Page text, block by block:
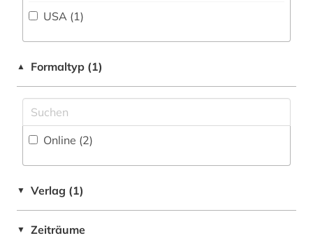
Politologie (0)
Romanistik (0)
unterhaltung (4)
usa (1)
viktorianisches zeitalter &lt;1779-1930&gt;
(1)
USA (1)
▲ Formaltyp (1)
Online (2)
▼ Verlag (1)
▼ Zeiträume